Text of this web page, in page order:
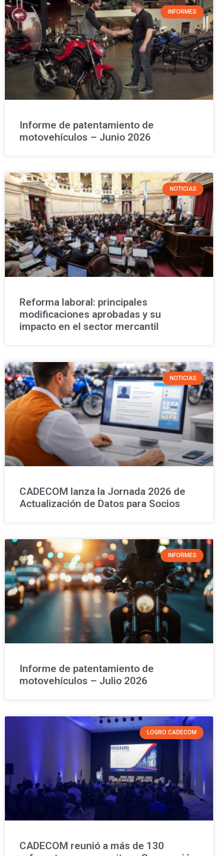
INFORMES
Informe de patentamiento de
motovehículos – Junio 2026
NOTICIAS
Reforma laboral: principales
modificaciones aprobadas y su
impacto en el sector mercantil
NOTICIAS
CADECOM lanza la Jornada 2026 de
Actualización de Datos para Socios
INFORMES
Informe de patentamiento de
motovehículos – Julio 2026
LOGRO CADECOM
CADECOM reunió a más de 130